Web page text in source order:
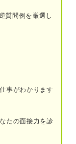
メージに一貫
長所を最大限ア
質問例を厳選し
事がわかります
たの面接力を診